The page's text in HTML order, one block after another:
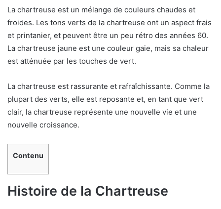
La chartreuse est un mélange de couleurs chaudes et
froides. Les tons verts de la chartreuse ont un aspect frais
et printanier, et peuvent être un peu rétro des années 60.
La chartreuse jaune est une couleur gaie, mais sa chaleur
est atténuée par les touches de vert.
La chartreuse est rassurante et rafraîchissante. Comme la
plupart des verts, elle est reposante et, en tant que vert
clair, la chartreuse représente une nouvelle vie et une
nouvelle croissance.
Contenu
Histoire de la Chartreuse